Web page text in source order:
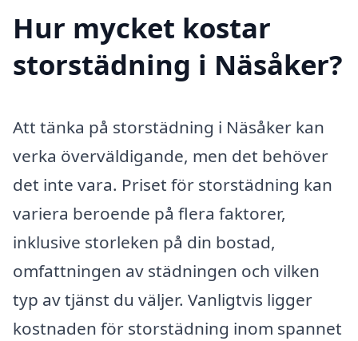
Hur mycket kostar
storstädning i Näsåker?
Att tänka på storstädning i Näsåker kan
verka överväldigande, men det behöver
det inte vara. Priset för storstädning kan
variera beroende på flera faktorer,
inklusive storleken på din bostad,
omfattningen av städningen och vilken
typ av tjänst du väljer. Vanligtvis ligger
kostnaden för storstädning inom spannet